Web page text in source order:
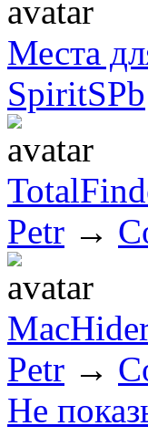
Места
SpiritSPb
Petr →
Petr →
Не